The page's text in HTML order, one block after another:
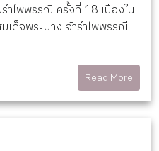
ำไพพรรณี ครั้งที่ 18 เนื่องใน
เด็จพระนางเจ้ารำไพพรรณี
Read More